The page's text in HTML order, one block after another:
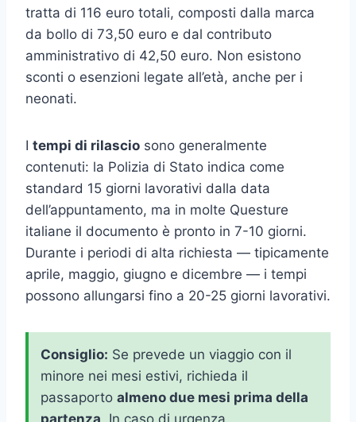
tratta di 116 euro totali, composti dalla marca
da bollo di 73,50 euro e dal contributo
amministrativo di 42,50 euro. Non esistono
sconti o esenzioni legate all’età, anche per i
neonati.
I tempi di rilascio sono generalmente
contenuti: la Polizia di Stato indica come
standard 15 giorni lavorativi dalla data
dell’appuntamento, ma in molte Questure
italiane il documento è pronto in 7-10 giorni.
Durante i periodi di alta richiesta — tipicamente
aprile, maggio, giugno e dicembre — i tempi
possono allungarsi fino a 20-25 giorni lavorativi.
Consiglio: Se prevede un viaggio con il
minore nei mesi estivi, richieda il
passaporto almeno due mesi prima della
partenza . In caso di urgenza